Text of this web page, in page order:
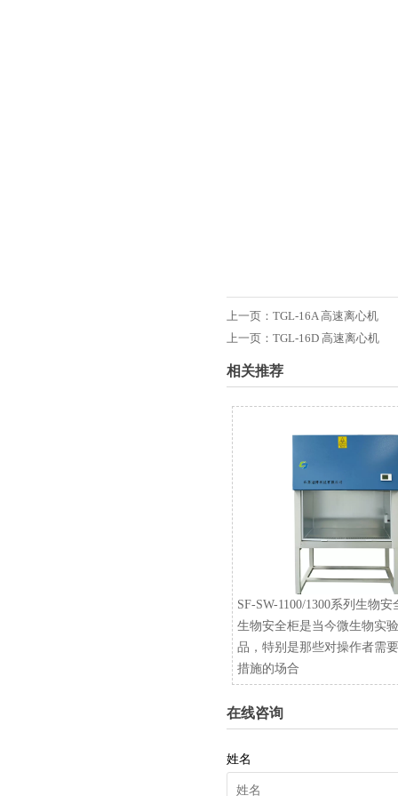
上一页：TGL-16A 高速离心机
上一页：TGL-16D 高速离心机
相关推荐
SF-SW-1100/1300系列生物安
生物安全柜是当今微生物实
品，特别是那些对操作者需
措施的场合
在线咨询
姓名